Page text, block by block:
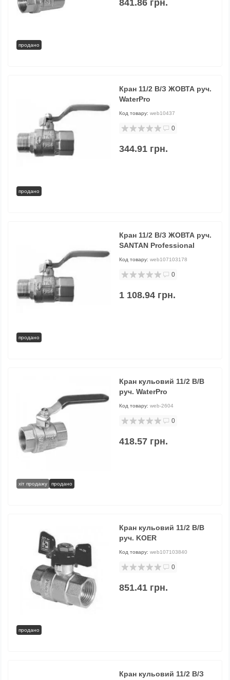
продано
841.86 грн.
продано
Кран 11/2 В/З ЖОВТА руч.
WaterPro
Код товару: web10437
0
344.91 грн.
продано
Кран 11/2 В/З ЖОВТА руч.
SANTAN Professional
Код товару: web107103178
0
1 108.94 грн.
хіт продажу продано
Кран кульовий 11/2 В/В
руч. WaterPro
Код товару: web-2604
0
418.57 грн.
продано
Кран кульовий 11/2 В/В
руч. KOER
Код товару: web107103840
0
851.41 грн.
Кран кульовий 11/2 В/З